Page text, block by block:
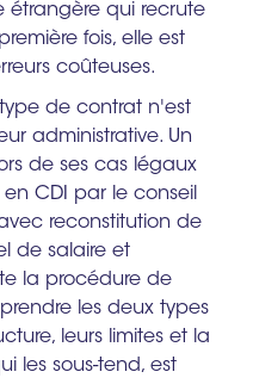
étrangère qui recrute
fois, elle est
coûteuses.
de contrat n'est
administrative. Un
de ses cas légaux
CDI par le conseil
reconstitution de
de salaire et
la procédure de
les deux types
leurs limites et la
les sous-tend, est